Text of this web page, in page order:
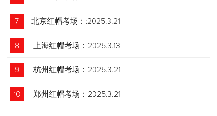
7 北京红帽考场：:2025.3.21
8 上海红帽考场：2025.3.13
9 杭州红帽考场：2025.3.21
10 郑州红帽考场：2025.3.21